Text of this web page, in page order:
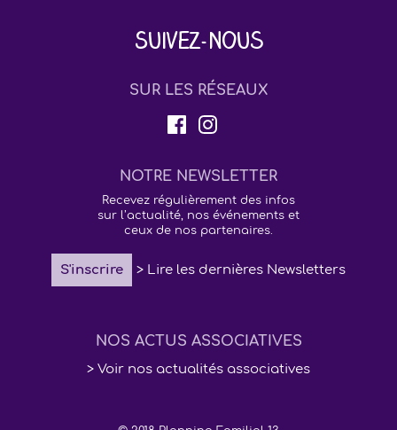
Suivez-nous
SUR LES RÉSEAUX
NOTRE NEWSLETTER
Recevez régulièrement des infos
sur l’actualité, nos événements et
ceux de nos partenaires.
S'inscrire > Lire les dernières Newsletters
NOS ACTUS ASSOCIATIVES
> Voir nos actualités associatives